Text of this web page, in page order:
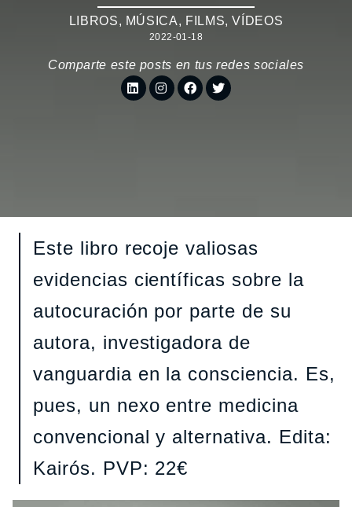
LIBROS, MÚSICA, FILMS, VÍDEOS
2022-01-18
Comparte este posts en tus redes sociales
Este libro recoje valiosas
evidencias científicas sobre la
autocuración por parte de su
autora, investigadora de
vanguardia en la consciencia. Es,
pues, un nexo entre medicina
convencional y alternativa. Edita:
Kairós. PVP: 22€